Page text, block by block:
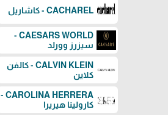
CACHAREL - كاشاريل
CAESARS WORLD -
سيزرز وورلد
CALVIN KLEIN - كالفن
كلاين
CAROLINA HERRERA -
كارولينا هيريرا